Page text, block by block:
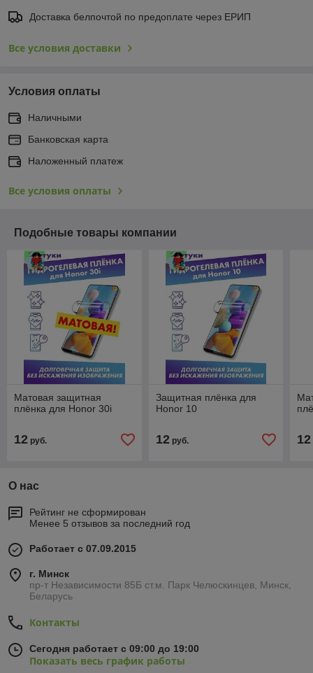
Доставка белпочтой по предоплате через ЕРИП
Все условия доставки
Условия оплаты
Наличными
Банковская карта
Наложенный платеж
Все условия оплаты
Подобные товары компании
Матовая защитная
плёнка для Honor 30i
12 руб.
Защитная плёнка для
Honor 10
12руб. 12
О нас
Рейтинг не сформирован
Менее 5 отзывов за последний год
Работает с 07.09.2015
г. Минск
пр-т Независимости 85Б ст.м. Парк Челюскинцев, Минск,
Беларусь
Контакты
Сегодня работает с 09:00 до 19:00
Показать весь график работы